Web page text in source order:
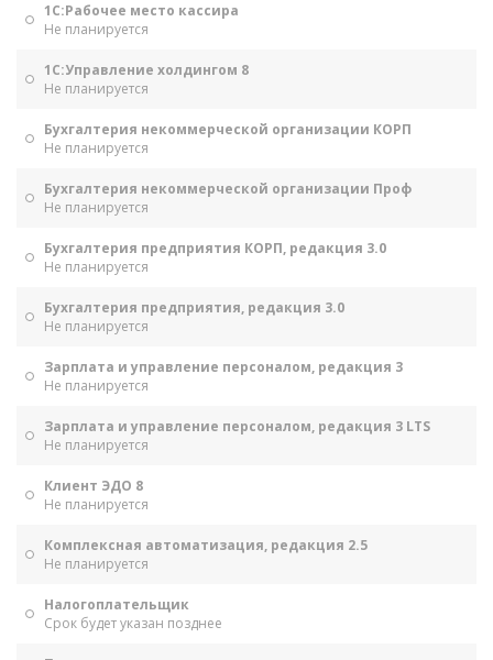
1С:Рабочее место кассира
Не планируется
1С:Управление холдингом 8
Не планируется
Бухгалтерия некоммерческой организации КОРП
Не планируется
Бухгалтерия некоммерческой организации Проф
Не планируется
Бухгалтерия предприятия КОРП, редакция 3.0
Не планируется
Бухгалтерия предприятия, редакция 3.0
Не планируется
Зарплата и управление персоналом, редакция 3
Не планируется
Зарплата и управление персоналом, редакция 3 LTS
Не планируется
Клиент ЭДО 8
Не планируется
Комплексная автоматизация, редакция 2.5
Не планируется
Налогоплательщик
Срок будет указан позднее